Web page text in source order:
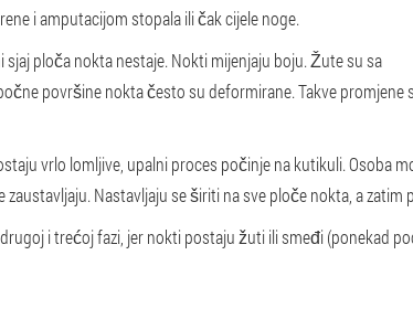
i amputacijom stopala ili čak cijele noge.
ploča nokta nestaje. Nokti mijenjaju boju. Žute su sa
površine nokta često su deformirane. Takve promjene
vrlo lomljive, upalni proces počinje na kutikuli. Osoba
Nastavljaju se širiti na sve ploče nokta, a
i trećoj fazi, jer nokti postaju žuti ili smeđi (ponekad